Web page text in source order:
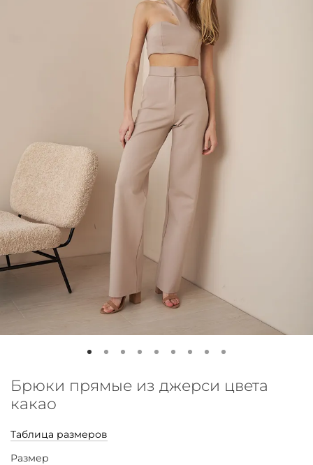
Брюки прямые из джерси цвета
какао
Таблица размеров
Размер